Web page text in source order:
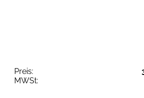
Preis:
MWSt: